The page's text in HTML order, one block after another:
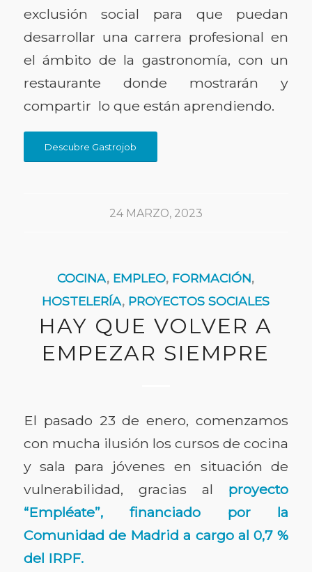
exclusión social para que puedan
desarrollar una carrera profesional en
el ámbito de la gastronomía, con un
restaurante donde mostrarán y
compartir lo que están aprendiendo.
Descubre Gastrojob
24 MARZO, 2023
COCINA, EMPLEO, FORMACIÓN,
HOSTELERÍA, PROYECTOS SOCIALES
HAY QUE VOLVER A
EMPEZAR SIEMPRE
El pasado 23 de enero, comenzamos
con mucha ilusión los cursos de cocina
y sala para jóvenes en situación de
vulnerabilidad, gracias al proyecto
“Empléate”, financiado por la
Comunidad de Madrid a cargo al 0,7 %
del IRPF.